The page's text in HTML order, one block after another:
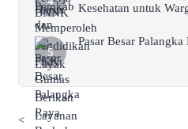
Kesehatan untuk
Pasar Besar
<